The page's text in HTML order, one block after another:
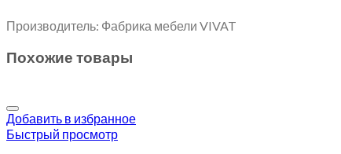
Производитель: Фабрика мебели VIVAT
Похожие товары
Добавить в избранное
Быстрый просмотр